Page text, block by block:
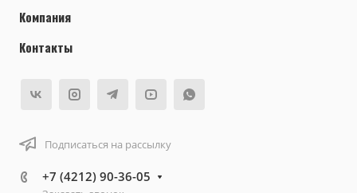
Компания
Контакты
Подписаться на рассылку
+7 (4212) 90-36-05